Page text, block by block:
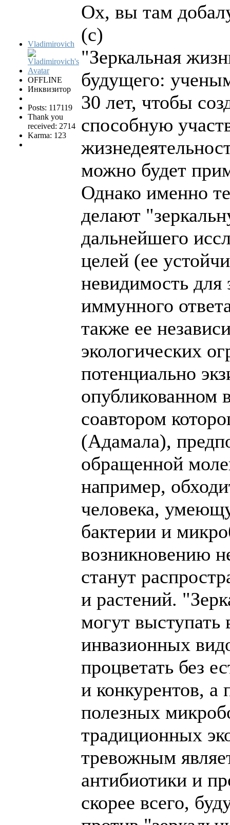
Vladimirovich
OFFLINE
Инквизитор
Posts: 117119
Thank you
received: 2714
Karma: 123
Ох, вы там
(с)
"Зеркальная
будущего:
30 лет, чтобы
способную
можно будет
Однако именно
делают
дальнейшего
целей (ее
невидимость
иммунного
также ее
экологических
потенциально
опубликованном
соавтором
(Адамала),
обращенной
например,
человека,
бактерии и
возникновению
станут
и растений.
могут выступать
инвазионных
процветать без
и конкурентов, а
полезных
традиционных
тревожным
антибиотики и
скорее всего,